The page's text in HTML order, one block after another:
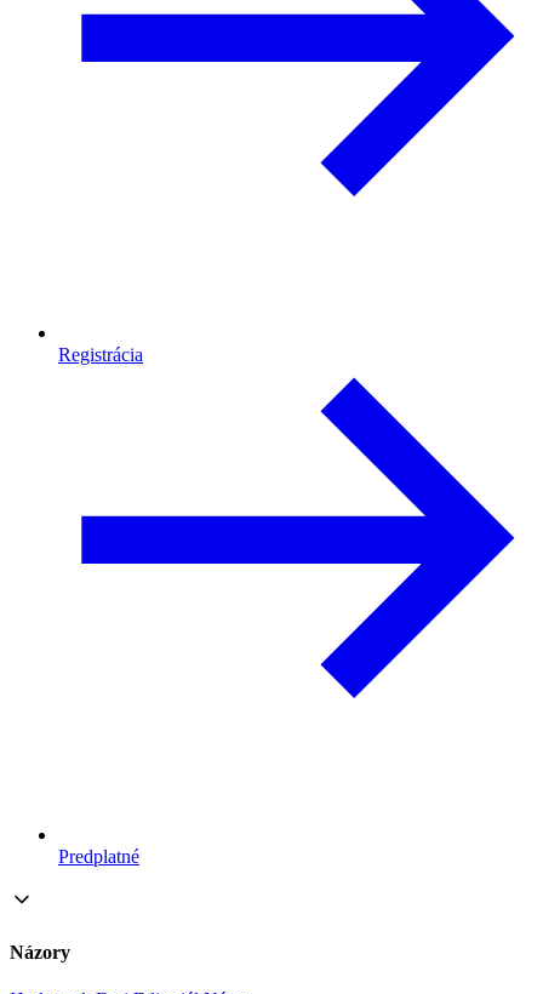
Registrácia
Predplatné
Názory